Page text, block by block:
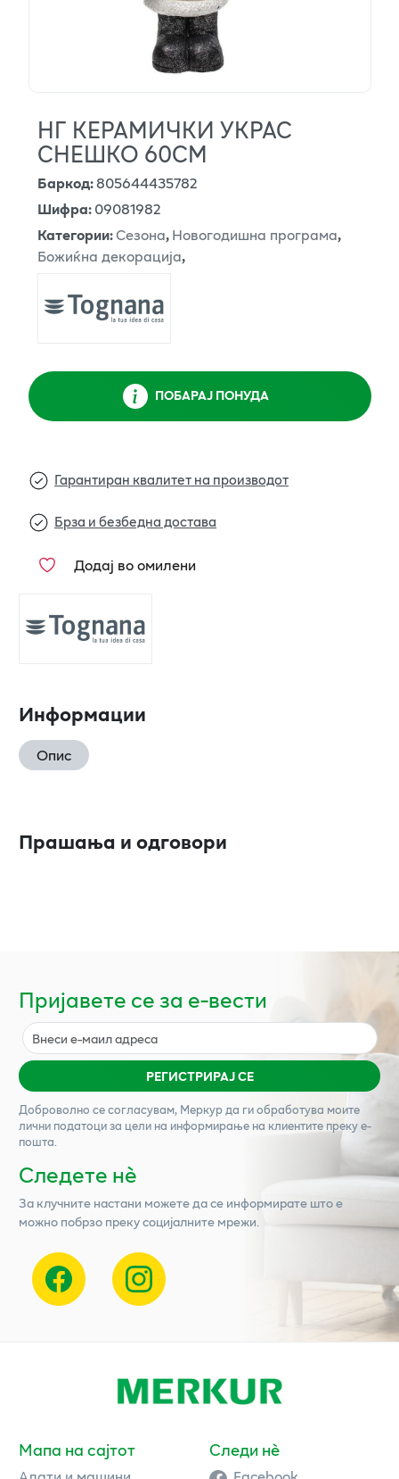
НГ КЕРАМИЧКИ УКРАС
СНЕШКО 60СМ
Баркод:805644435782
Шифра:09081982
Категории:Сезона,Новогодишна програма,
Божиќна декорација,
ПОБАРАЈ ПОНУДА
Гарантиран квалитет на производот
Брза и безбедна достава
Додај во омилени
Информации
Опис
Прашања и одговори
Пријавете се за е-вести
РЕГИСТРИРАЈ СЕ
Доброволно се согласувам, Меркурда ги обработува моите
лични податоци за цели на информирање на клиентите преку е-
пошта.
Следете нѐ
За клучните настани можете да се информирате што е
можно побрзо преку социјалните мрежи.
Мапа на сајтот Следи нè